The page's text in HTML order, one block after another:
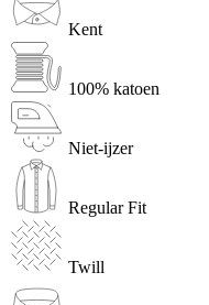
Kent
100% katoen
Niet-ijzer
Regular Fit
Twill